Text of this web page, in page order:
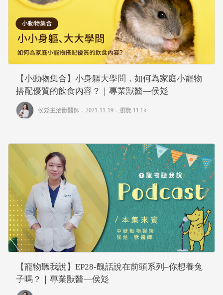
【小動物集合】小身軀大學問，如何為家庭小寵物
搭配優質的飲食內容？｜專業獸醫—侯彣
侯彣主治獸醫師 ．2021-11-19． 瀏覽 11.1k
【寵物聽我說】EP28-醜話說在前頭系列–你想養兔
子嗎？｜專業獸醫—侯彣